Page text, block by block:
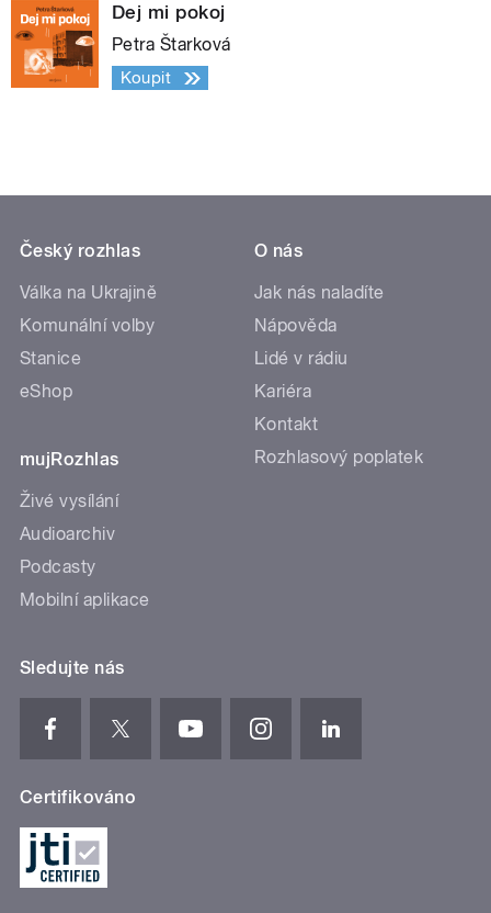
Dej mi pokoj
Petra Štarková
Koupit
Český rozhlas
Válka na Ukrajině
Komunální volby
Stanice
eShop
mujRozhlas
Živé vysílání
Audioarchiv
Podcasty
Mobilní aplikace
O nás
Jak nás naladíte
Nápověda
Lidé v rádiu
Kariéra
Kontakt
Rozhlasový poplatek
Sledujte nás
Certifikováno